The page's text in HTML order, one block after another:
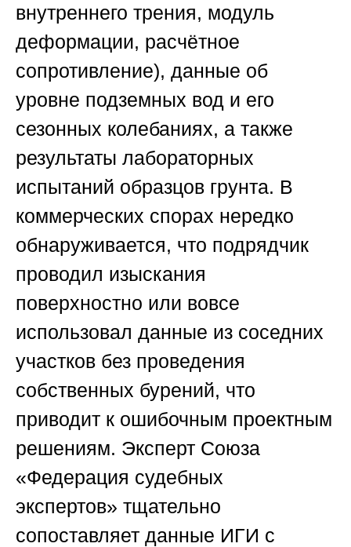
внутреннего трения, модуль
деформации, расчётное
сопротивление), данные об
уровне подземных вод и его
сезонных колебаниях, а также
результаты лабораторных
испытаний образцов грунта. В
коммерческих спорах нередко
обнаруживается, что подрядчик
проводил изыскания
поверхностно или вовсе
использовал данные из соседних
участков без проведения
собственных бурений, что
приводит к ошибочным проектным
решениям. Эксперт Союза
«Федерация судебных
экспертов» тщательно
сопоставляет данные ИГИ с